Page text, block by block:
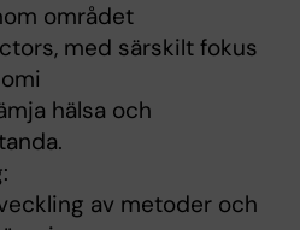
området
med särskilt fokus
hälsa och
av metoder och